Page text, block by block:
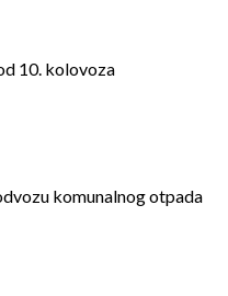
10. kolovoza
komunalnog otpada